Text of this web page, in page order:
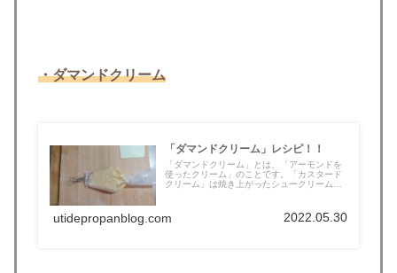
・ダマンドクリーム
「ダマンドクリーム」レシピ！！
「ダマンドクリーム」とは、「アーモンドを
使ったクリーム」のことです。「カスタード
クリーム」は焼き上がったシュークリーム
utidepropanblog.com 2022.05.30